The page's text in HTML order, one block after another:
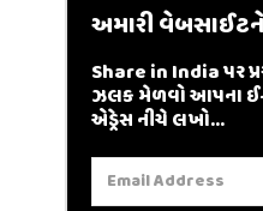
અમારી
Share in India પર
ઝલક મેળવો આપના
એડ્રેસ નીચે લખો...
Email
Address